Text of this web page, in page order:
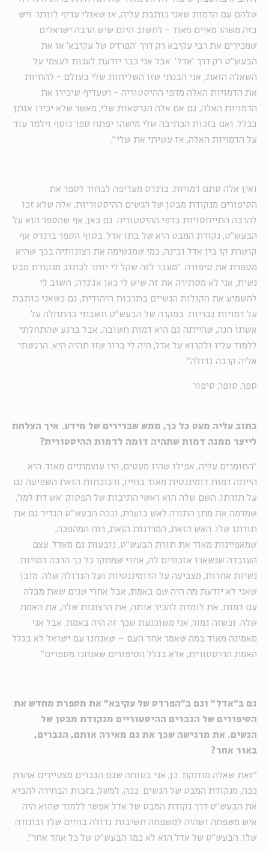
שלהם עם הדמות שאני כותבת עליה, או שאולי עדיף לוותר. ויש
בזה משהו מאיים מאוד - לחשוב היום שיש הרבה ישראלים
שמכירים את רבי עקיבא רק דרך 'הפרדס של עקיבא' או את
הבעש"ט רק דרך 'אדל'. אבל אני כבר יודעת לענות לעצמי על
השאלה הזאת; אני הבנתי שזו השליחות שלי בעולם - להחיות
את הדמויות האלה מדפי ההיסטוריה - ושעדיף שיכירו את
הדמויות האלה, גם אם אלה הגרסאות שלי, מאשר שלא יכירו אותן
בכלל. ואם בזכות הכתיבה שלי מישהו יפתח ספר נוסף וילמד עוד
על הדמויות האלה, אז עשיתי את שלי".
ואין אלה סתם דמויות. ברנדס מעדיפה לבחור לספר את
הסיפורים מנקודת מבטן של הנשים ההיסטוריות, אלה שלא זכו
להרבה התייחסויות בדפי ההיסטוריה. גם כאן, אף שהספר הוא על
הבעש"ט, נקודת המבט היא של בתו אדל. בסוף הספר ברנדס אף
קושרת קו בין אדל ובינה, כמי שמגשימה את רצונותיה בכך שהיא
מספרת את סיפורה. "מעבר לזה שקל לי יותר לכתוב מנקודת מבט
נשית, אני לא מסתירה את זה שיש לי כאן אג'נדה; חשוב לי
להשמיע את הקולות הנשיים בתרבות היהודית, גם כשאני כותבת
על דמויות גבריות. במקרה של הבעש"ט חשבתי בהתחלה על
אשתו חנה, שהייתה גם היא דמות חשובה, אבל ברגע שהתחלתי
ללמוד עליו ולקרוא על אדל, היה לי ברור שזו תהיה היא. הרגשתי
אליה קרבה גדולה".
ספר, סופר, סיפור
כתוב עליה מעט כל כך, ממש שברירים של מידע. איך הצלחת
לייצר ממנה דמות שתהיה דומה לדמות ההיסטורית?
"החומרים עליה, אפילו שהיו מעטים, היו עוצמתיים מאוד. היא
הייתה דמות דומיננטית מאוד בחייו, והנוכחות הזאת השפיעה גם
על תורתו. השם שלה הוא ראשי התיבות של הפסוק 'אש דת למו',
שמדמה את מתן התורה לאש בוערת, וככה הבעש"ט הגדיר גם את
תורתו שלו. האש הזאת, המרדנות הזאת, רוח המהפכה,
שמאפיינות מאוד את תורת הבעש"ט, נובעות גם מאדל. עצם
העובדה שנשארו אזכורים לה, אחרי שמחקו כל כך הרבה דמויות
נשיות אחרות, מצביעה על הדומיננטיות ועל הגדולה שלה. מובן
שאני לא יודעת מה היה שם באמת, אבל אחרי שנים שאת מבלה
עם דמות, את לומדת להכיר אותה, את הרצונות שלה, את האמת
שלה. וכשזה גמור, אני משוכנעת שכך זה היה באמת. אבל אני
מאמינה מאוד במה שאמר אחד העם – שאנחנו עם ישראל לא בגלל
האמת ההיסטורית, אלא בגלל הסיפורים שאנחנו מספרים".
גם ב"אדל" וגם ב"הפרדס של עקיבא" את מספרת מחדש את
הסיפורים של הגברים ההיסטוריים מנקודת מבטן של
הנשים. את מרגישה שכך את גם מאירה אותם, הגברים,
באור אחר?
"זאת שאלה מרתקת. כן, אני בטוחה שגם הגברים מצטיירים אחרת
ככה, מנקודת המבט של הנשים. ככה, למשל, בזכות הבחירה להביא
את הבעש"ט דרך נקודת המבט של אדל אפשר ללמוד שהוא היה
איש משפחה ושהיה למשפחה חשיבות גדולה בחיים שלו ובתורה
שלו. הבעש"ט של אדל הוא לא כמו הבעש"ט של כל אחד אחר".